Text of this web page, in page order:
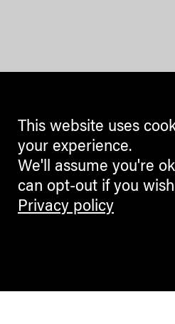
This website uses
your experience.
We'll assume you're
can opt-out if you
Privacy policy